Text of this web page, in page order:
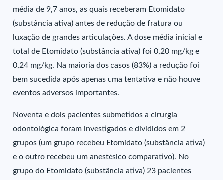
média de 9,7 anos, as quais receberam Etomidato
(substância ativa) antes de redução de fratura ou
luxação de grandes articulações. A dose média inicial e
total de Etomidato (substância ativa) foi 0,20 mg/kg e
0,24 mg/kg. Na maioria dos casos (83%) a redução foi
bem sucedida após apenas uma tentativa e não houve
eventos adversos importantes.
Noventa e dois pacientes submetidos a cirurgia
odontológica foram investigados e divididos em 2
grupos (um grupo recebeu Etomidato (substância ativa)
e o outro recebeu um anestésico comparativo). No
grupo do Etomidato (substância ativa) 23 pacientes